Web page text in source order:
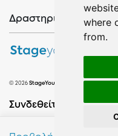
where
from.
Δραστηριότητες
© 2026 StageYourIdea . All rights
Συνδεθείτε μαζί μας